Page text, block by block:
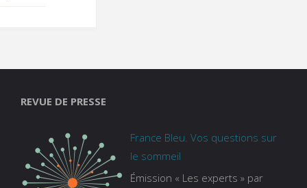
REVUE DE PRESSE
France Bleu. Vos questions sur
le sommeil
Émission « Les experts » par